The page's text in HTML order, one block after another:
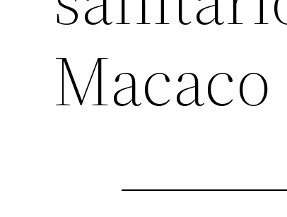
Macaco